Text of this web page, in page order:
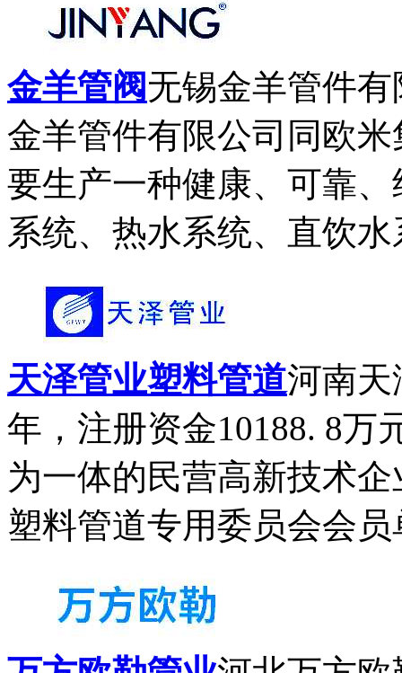
金羊管阀无锡金羊管件
金羊管件有限公司同欧
要生产一种健康、可靠
系统、热水系统、直饮
天泽管业塑料管道河南天
年，注册资金10188. 8万
为一体的民营高新技术
塑料管道专用委员会会